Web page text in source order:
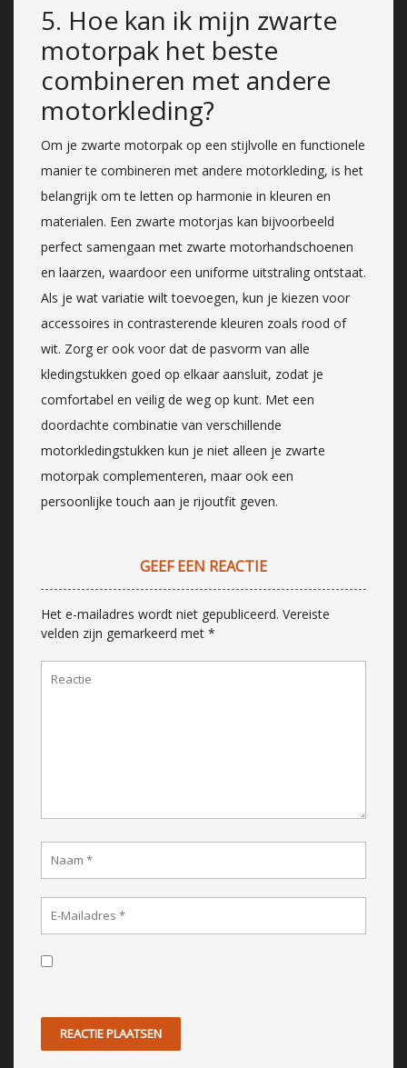
5. Hoe kan ik mijn zwarte
motorpak het beste
combineren met andere
motorkleding?
Om je zwarte motorpak op een stijlvolle en functionele
manier te combineren met andere motorkleding, is het
belangrijk om te letten op harmonie in kleuren en
materialen. Een zwarte motorjas kan bijvoorbeeld
perfect samengaan met zwarte motorhandschoenen
en laarzen, waardoor een uniforme uitstraling ontstaat.
Als je wat variatie wilt toevoegen, kun je kiezen voor
accessoires in contrasterende kleuren zoals rood of
wit. Zorg er ook voor dat de pasvorm van alle
kledingstukken goed op elkaar aansluit, zodat je
comfortabel en veilig de weg op kunt. Met een
doordachte combinatie van verschillende
motorkledingstukken kun je niet alleen je zwarte
motorpak complementeren, maar ook een
persoonlijke touch aan je rijoutfit geven.
GEEF EEN REACTIE
Het e-mailadres wordt niet gepubliceerd. Vereiste
velden zijn gemarkeerd met *